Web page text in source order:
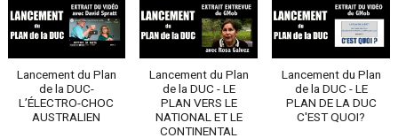
Lancement du Plan
de la DUC-
L’ÉLECTRO-CHOC
AUSTRALIEN
Lancement du Plan
de la DUC - LE
PLAN VERS LE
NATIONAL ET LE
CONTINENTAL
Lancement du Plan
de la DUC - LE
PLAN DE LA DUC
C'EST QUOI?